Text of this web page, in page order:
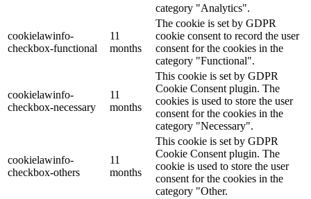
category "Analytics".
cookielawinfo-
checkbox-functional
11
months
The cookie is set by GDPR
cookie consent to record the user
consent for the cookies in the
category "Functional".
cookielawinfo-
checkbox-necessary
11
months
This cookie is set by GDPR
Cookie Consent plugin. The
cookies is used to store the user
consent for the cookies in the
category "Necessary".
cookielawinfo-
checkbox-others
11
months
This cookie is set by GDPR
Cookie Consent plugin. The
cookie is used to store the user
consent for the cookies in the
category "Other.